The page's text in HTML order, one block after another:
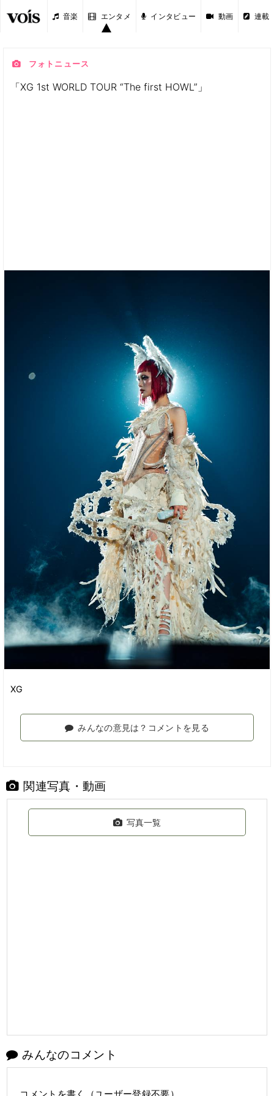
音楽 エンタメ インタビュー 動画 連載
フォトニュース
「XG 1st WORLD TOUR “The first HOWL”」
XG
みんなの意見は？コメントを見る
関連写真・動画
写真一覧
みんなのコメント